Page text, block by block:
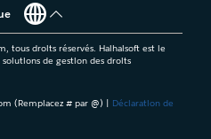
tous droits réservés. Haihaisoft est le
de gestion des droits
(Remplacez # par @) | Déclaration de